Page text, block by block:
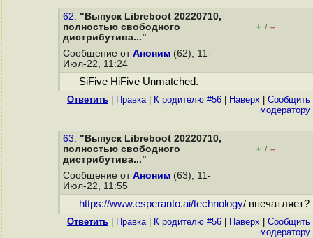
62. "Выпуск Libreboot 20220710,
полностью свободного
дистрибутива..."
+ / –
Сообщение от Аноним (62), 11-
Июл-22, 11:24
SiFive HiFive Unmatched.
Ответить Правка| К родителю #56 Наверх
Cообщить
модератору
63. "Выпуск Libreboot 20220710,
полностью свободного
дистрибутива..."
+ / –
Сообщение от Аноним (63), 11-
Июл-22, 11:55
https://www.esperanto.ai/technology/ впечатляет?
Ответить Правка| К родителю #56 Наверх
Cообщить
модератору